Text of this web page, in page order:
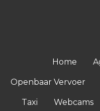
Home
Openbaar Vervoer
Taxi Webcams